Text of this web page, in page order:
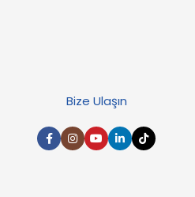
Bize Ulaşın